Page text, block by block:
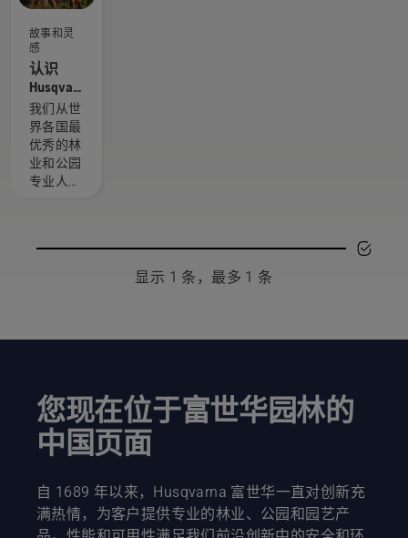
故事和灵
感
认识
Husqvarna
富世华 H
团队 - 我
们最苛
刻的用
户
我们从世
界各国最
优秀的林
业和公园
专业人士
且备受尊
刻的用
户。
显示 1 条，最多 1 条
您现在位于富世华园林的
中国页面
自 1689 年以来，Husqvarna 富世华一直对创新充
满热情，为客户提供专业的林业、公园和园艺产